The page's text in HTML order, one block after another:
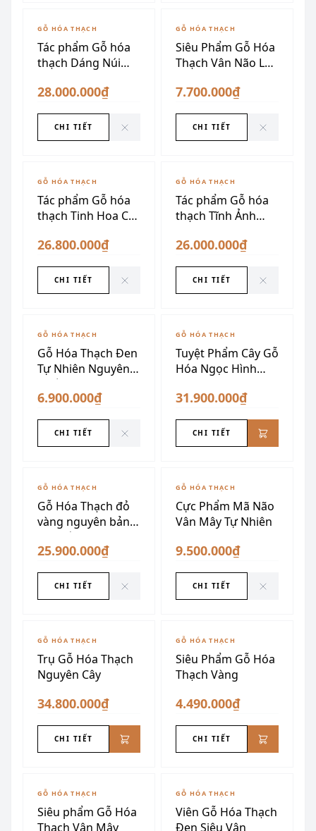
ĐÃ SƯU TẦM
GỖ HÓA THẠCH
Tác phẩm Gỗ hóa
thạch Dáng Núi
28.000.000₫
CHI TIẾT
ĐÃ SƯU TẦM
GỖ HÓA THẠCH
Siêu Phẩm Gỗ Hóa
Thạch Vân Não Lên
7.700.000₫
CHI TIẾT
ĐÃ SƯU TẦM
GỖ HÓA THẠCH
Tác phẩm Gỗ hóa
thạch Tinh Hoa Cổ
26.800.000₫
CHI TIẾT
ĐÃ SƯU TẦM
GỖ HÓA THẠCH
Tác phẩm Gỗ hóa
thạch Tĩnh Ảnh
26.000.000₫
CHI TIẾT
ĐÃ SƯU TẦM
GỖ HÓA THẠCH
Gỗ Hóa Thạch Đen
Tự Nhiên Nguyên
Khối
6.900.000₫
CHI TIẾT
GỖ HÓA THẠCH
Tuyệt Phẩm Cây Gỗ
Hóa Ngọc Hình
31.900.000₫
CHI TIẾT
ĐÃ SƯU TẦM
GỖ HÓA THẠCH
Gỗ Hóa Thạch đỏ
vàng nguyên bản
cao cấp
25.900.000₫
CHI TIẾT
ĐÃ SƯU TẦM
GỖ HÓA THẠCH
Cực Phẩm Mã Não
Vân Mây Tự Nhiên
9.500.000₫
CHI TIẾT
GỖ HÓA THẠCH
Trụ Gỗ Hóa Thạch
Nguyên Cây
34.800.000₫
CHI TIẾT
GỖ HÓA THẠCH
Siêu Phẩm Gỗ Hóa
Thạch Vàng
4.490.000₫
CHI TIẾT
GỖ HÓA THẠCH
Siêu phẩm Gỗ Hóa
Thạch Vân Mây
GỖ HÓA THẠCH
Viên Gỗ Hóa Thạch
Đen Siêu Vân